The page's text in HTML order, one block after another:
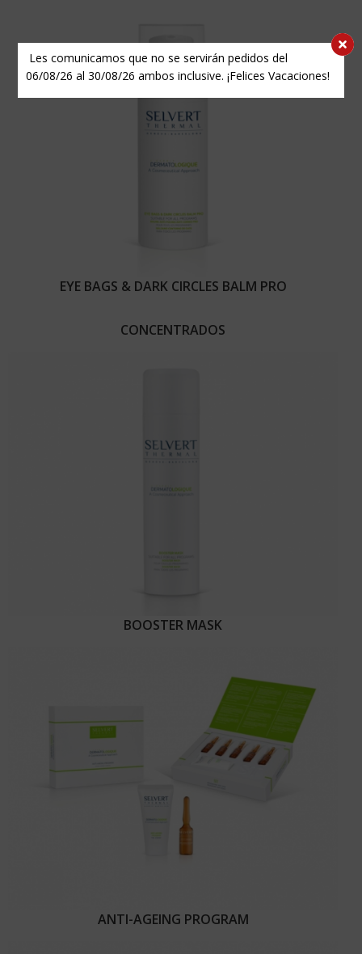
Les comunicamos que no se servirán pedidos del
06/08/26 al 30/08/26 ambos inclusive. ¡Felices Vacaciones!
EYE BAGS & DARK CIRCLES BALM PRO
CONCENTRADOS
BOOSTER MASK
ANTI-AGEING PROGRAM